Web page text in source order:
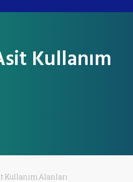
Kullanım
Kullanım Alanları